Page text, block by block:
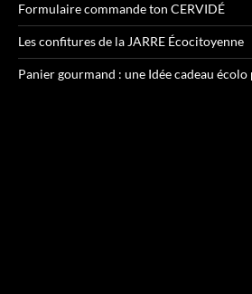
Formulaire commande ton CERVIDÉ
Les confitures de la JARRE Écocitoyenne
Panier gourmand : une Idée cadeau écolo